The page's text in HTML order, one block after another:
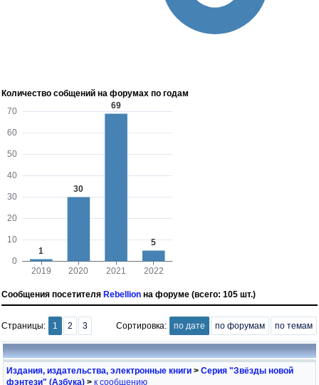
Количество собщений на форумах по годам
Сообщения посетителя Rebellion на форуме (всего: 105 шт.)
Страницы: 1 2 3 Сортировка: по дате по форумам по темам
Издания, издательства, электронные книги > Серия "Звёзды новой
фэнтези" (Азбука) > к сообщению